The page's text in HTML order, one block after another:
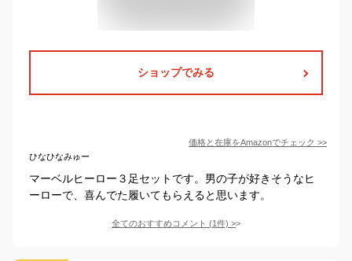
ショップでみる
価格と在庫をAmazonでチェック >>
ひなひなみゅー
マーベルヒーロー３足セットです。男の子が好きそうなヒ
ーローで、喜んでた履いてもらえると思います。
全てのおすすめコメント (1件) >